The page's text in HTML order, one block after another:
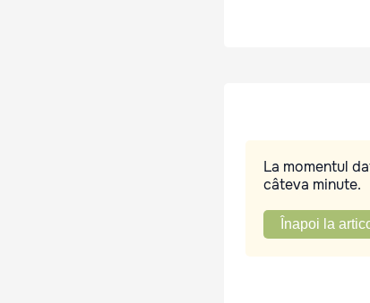
La momentul
câteva minute.
Înapoi la